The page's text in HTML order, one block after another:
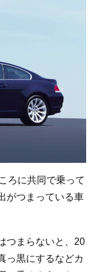
ろに共同で乗って
がつまっている車
つまらないと、20
っ黒にするなどカ